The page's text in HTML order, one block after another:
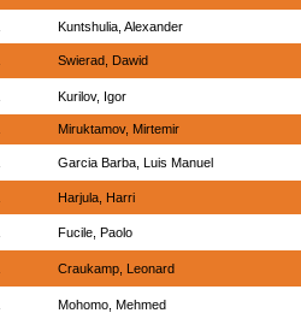
Kuntshulia, Alexander
Swierad, Dawid
Kurilov, Igor
Miruktamov, Mirtemir
Garcia Barba, Luis Manuel
Harjula, Harri
Fucile, Paolo
Craukamp, Leonard
Mohomo, Mehmed